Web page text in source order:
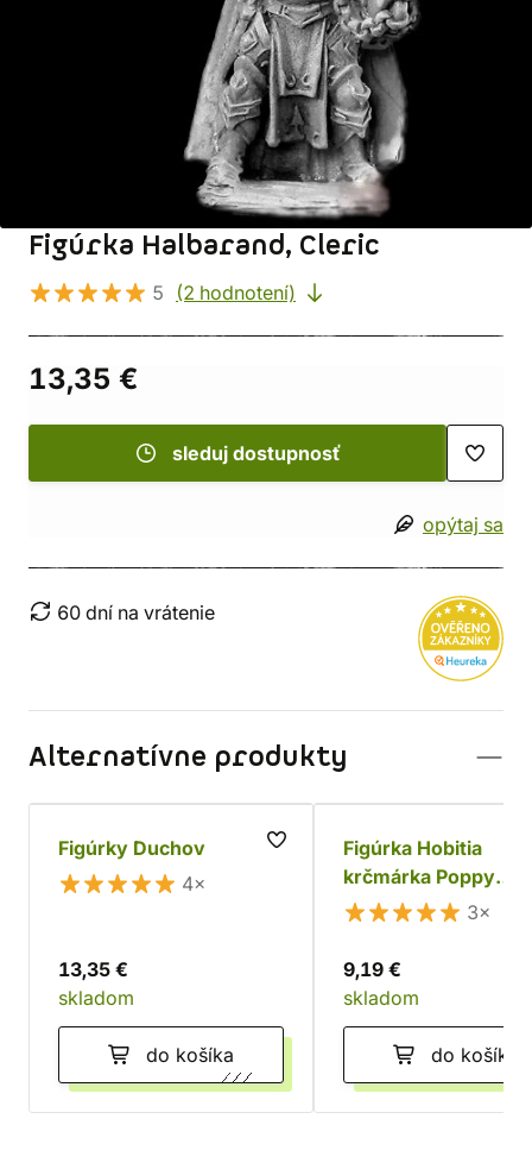
Figúrka Halbarand, Cleric
5 (2 hodnotení)
13,35 €
sleduj dostupnosť
opýtaj sa
60 dní na vrátenie
Alternatívne produkty
Figúrky Duchov
4×
13,35 €
skladom
do košíka
Figúrka Hobitia
krčmárka Poppy
Cloverlocks 3×
9,19 €
skladom
do košíka